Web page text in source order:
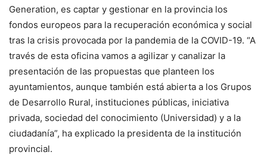
Generation, es captar y gestionar en la provincia los
fondos europeos para la recuperación económica y social
tras la crisis provocada por la pandemia de la COVID-19. “A
través de esta oficina vamos a agilizar y canalizar la
presentación de las propuestas que planteen los
ayuntamientos, aunque también está abierta a los Grupos
de Desarrollo Rural, instituciones públicas, iniciativa
privada, sociedad del conocimiento (Universidad) y a la
ciudadanía”, ha explicado la presidenta de la institución
provincial.